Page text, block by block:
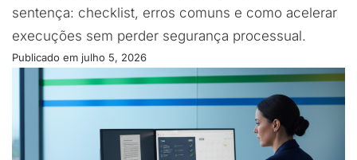
sentença: checklist, erros comuns e como acelerar
execuções sem perder segurança processual.
Publicado em julho 5, 2026